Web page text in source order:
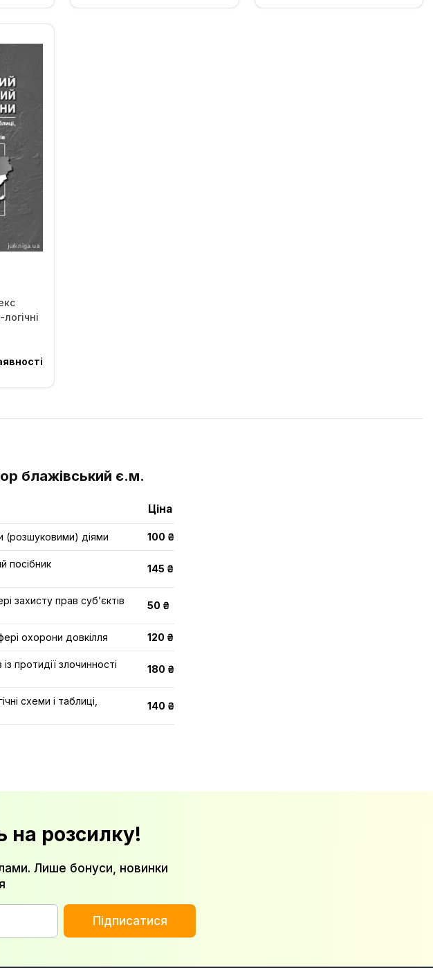
блажівський є.м.
Ціна
(розшуковими) діями 100 ₴
посібник
145 ₴
захисту прав суб’єктів
50 ₴
охорони довкілля 120 ₴
протидії злочинності
180 ₴
схеми і таблиці,
140 ₴
на розсилку!
Лише бонуси, новинки
Підписатися